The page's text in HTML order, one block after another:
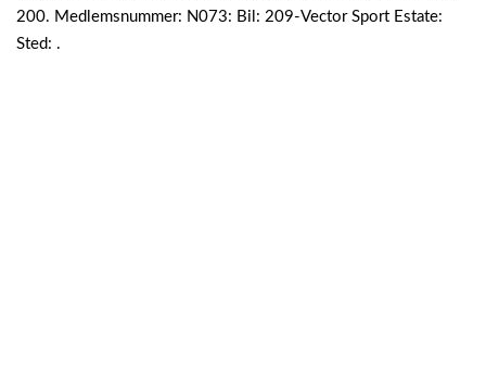
200. Medlemsnummer: N073: Bil: 209-Vector Sport Estate:
Sted: .